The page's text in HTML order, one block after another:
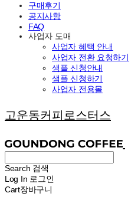
구매후기
공지사항
FAQ
사업자 도매
사업자 혜택 안내
사업자 전환 요청하기
샘플 신청안내
샘플 신청하기
사업자 전용몰
고운동커피로스터스
Search 검색
Log In 로그인
Cart장바구니